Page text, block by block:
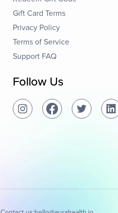
Gift Card Terms
Privacy Policy
Terms of Service
Support FAQ
Follow Us